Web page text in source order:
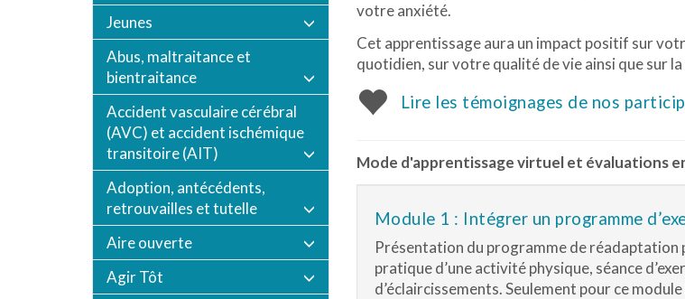
Jeunes
Abus, maltraitance et
bientraitance
Accident vasculaire cérébral
(AVC) et accident ischémique
transitoire (AIT)
Adoption, antécédents,
retrouvailles et tutelle
Aire ouverte
Agir Tôt
votre anxiété.
Cet apprentissage aura un impact positif sur
quotidien, sur votre qualité de vie ainsi que sur
Lire les témoignages de nos
Mode d'apprentissage virtuel et évaluations
Module 1 : Intégrer un programme
Présentation du programme de réadaptation
pratique d’une activité physique, séance
d’éclaircissements. Seulement pour ce